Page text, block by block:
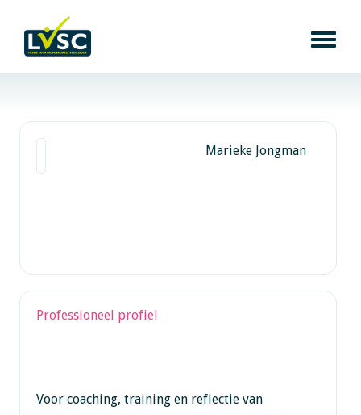
Marieke Jongman
Professioneel profiel
Voor coaching, training en reflectie van